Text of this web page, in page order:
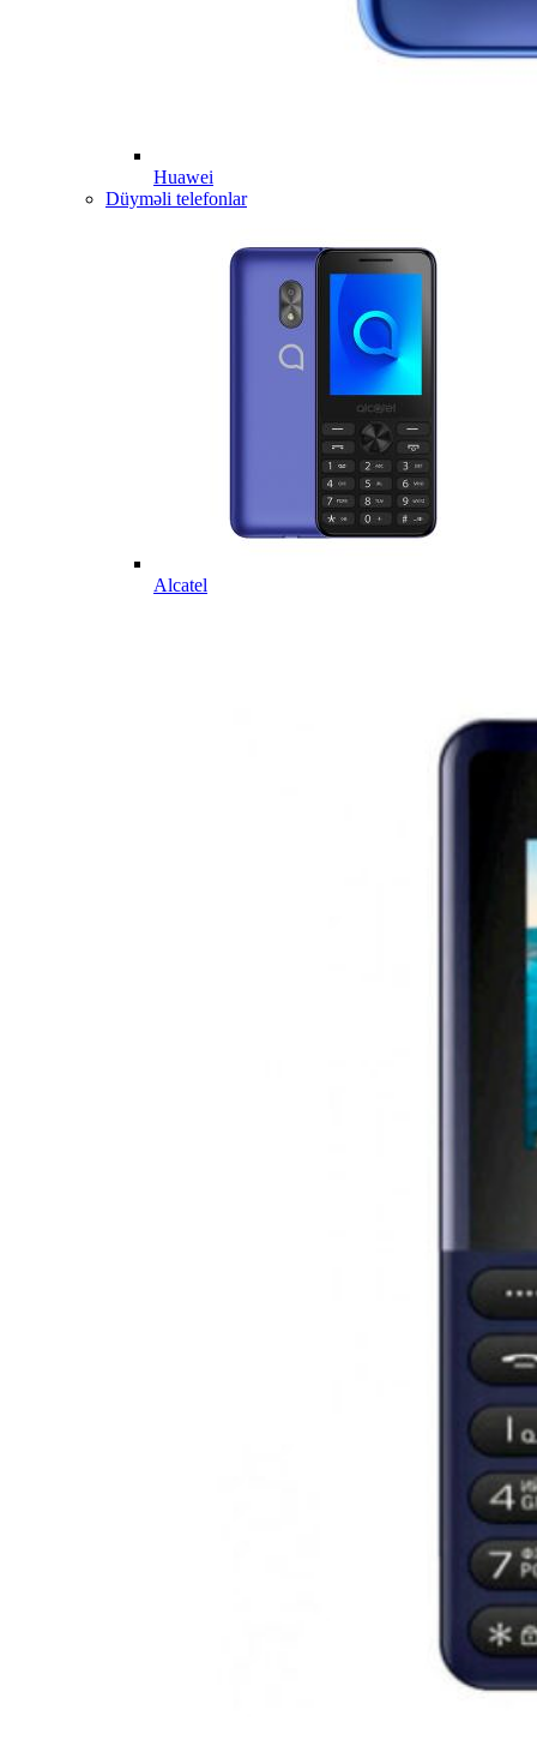
Huawei
Düyməli telefonlar
Alcatel